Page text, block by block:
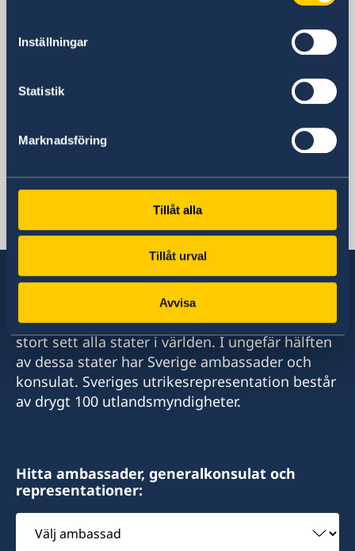
Inställningar
Statistik
Marknadsföring
Tillåt alla
Tillåt urval
Avvisa
Sveriges Ambassad
Etiopien, Addis Abeba
Svenska konsulat
Sveriges honorärkonsulat i
Djibouti
Emergency (ONLY) phone nr
+25377247368 (whatsApp)
Email
Zone Industriel Sud Lot 172, Route de
l'Aeroport, Rout en face station (NOK)
Öppningstider: Måndag och onsdag 10.00 till
12.00.
Sverige har diplomatiska förbindelser med i
stort sett alla stater i världen. I ungefär hälften
av dessa stater har Sverige ambassader och
konsulat. Sveriges utrikesrepresentation består
av drygt 100 utlandsmyndigheter.
Hitta ambassader, generalkonsulat och
representationer:
Välj
ambassad